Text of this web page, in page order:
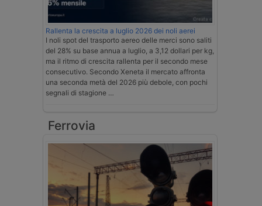
Rallenta la crescita a luglio 2026 dei noli aerei
I noli spot del trasporto aereo delle merci sono saliti
del 28% su base annua a luglio, a 3,12 dollari per kg,
ma il ritmo di crescita rallenta per il secondo mese
consecutivo. Secondo Xeneta il mercato affronta
una seconda metà del 2026 più debole, con pochi
segnali di stagione …
Ferrovia